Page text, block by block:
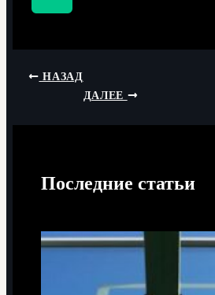
НАЗАД
ДАЛЕЕ
Последние статьи